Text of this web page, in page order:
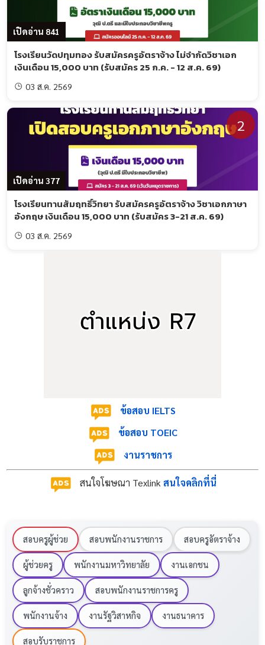
เปิดอ่าน 841
โรงเรียนวัดปทุมทอง รับสมัครครูอัตราจ้าง ไม่จำกัดวิชาเอก
เงินเดือน 15,000 บาท (รับสมัคร 25 ก.ค. - 12 ส.ค. 69)
03 ส.ค. 2569
เปิดอ่าน 377
2
โรงเรียนทานสัมฤทธิ์วิทยา รับสมัครครูอัตราจ้าง วิชาเอกภาษา
อังกฤษ เงินเดือน 15,000 บาท (รับสมัคร 3-21 ส.ค. 69)
03 ส.ค. 2569
ข้อสอบ IELTS
ข้อสอบ TOEIC
งานราชการ
สนใจโฆษณา Texlink สนใจคลิกที่นี่
สอบครูผู้ช่วย สอบพนักงานราชการ สอบครูอัตราจ้าง
ผู้ช่วยครู พนักงานมหาวิทยาลัย งานเอกชน
ลูกจ้างชั่วคราว สอบพนักงานราชการครู
พนักงานจ้าง งานรัฐวิสาหกิจ งานธนาคาร
สอบรับราชการ